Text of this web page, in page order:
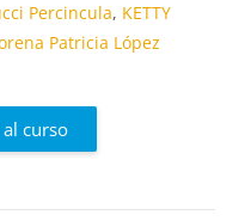
Percincula, KETTY
Patricia López
curso